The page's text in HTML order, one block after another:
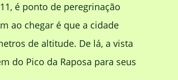
é ponto de peregrinação
ao chegar é que a cidade
de altitude. De lá, a vista
do Pico da Raposa para seus